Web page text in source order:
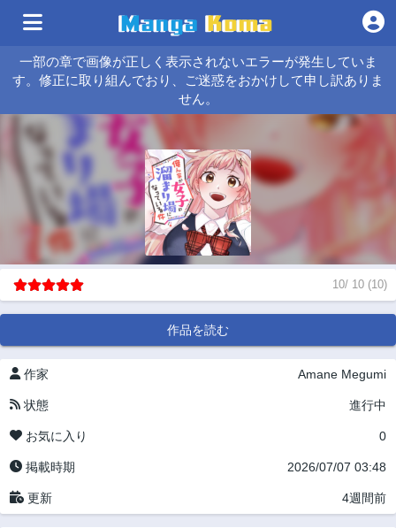
一部の章で画像が正しく表示されないエラーが発生していま
す。修正に取り組んでおり、ご迷惑をおかけして申し訳ありま
せん。
10/ 10 (10)
作品を読む
作家 Amane Megumi
状態 進行中
お気に入り 0
掲載時期 2026/07/07 03:48
更新 4週間前